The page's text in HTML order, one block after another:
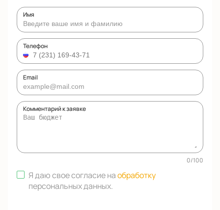
Имя
Телефон
Email
Комментарий к заявке
0/100
Я даю свое согласие наобработку
персональных данных.